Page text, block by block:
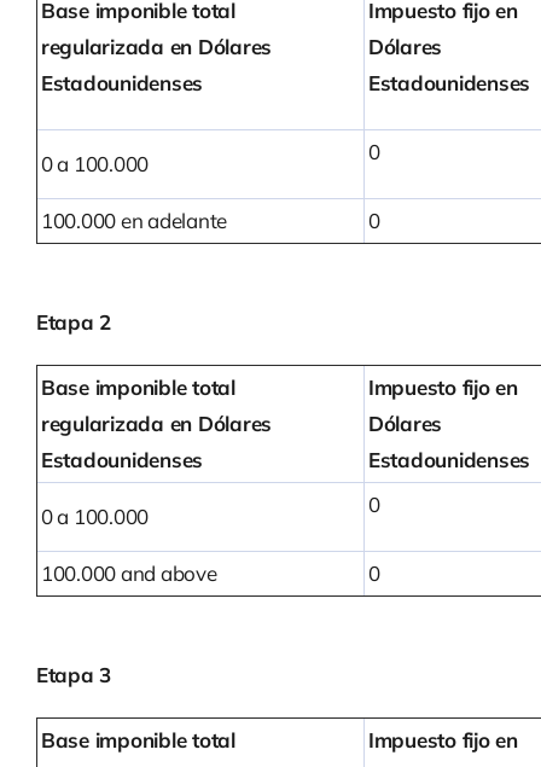
Base imponible total
regularizada en Dólares
Estadounidenses
Impuesto fijo en
Dólares
Estadounidenses
0 a 100.000 0
100.000 en adelante 0
Etapa 2
Base imponible total
regularizada en Dólares
Estadounidenses
Impuesto fijo en
Dólares
Estadounidenses
0 a 100.000 0
100.000 and above 0
Etapa 3
Base imponible total
Impuesto fijo en